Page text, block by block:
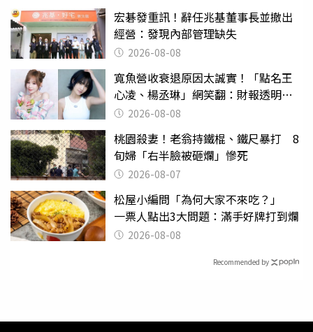
宏碁發重訊！辭任兆基董事長並撤出
經營：發現內部管理缺失
2026-08-08
寬魚營收衰退原因太誠實！「點名王
心凌、楊丞琳」網笑翻：財報透明度
滿分2026-08-08
桃園殺妻！老翁持鐵棍、鐵尺暴打 8
旬婦「右半臉被砸爛」慘死
2026-08-07
松屋小編問「為何大家不來吃？」
一票人點出3大問題：滿手好牌打到爛
2026-08-08
Recommended by